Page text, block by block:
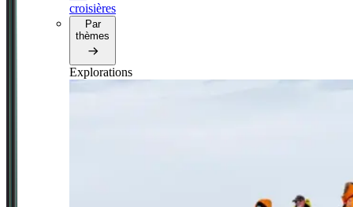
croisières
Par
thèmes
Explorations